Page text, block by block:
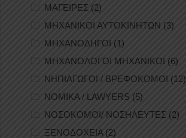
ΜΑΓΕΙΡΕΣ (2)
ΜΗΧΑΝΙΚΟΙ ΑΥΤΟΚΙΝΗΤΩΝ (3)
ΜΗΧΑΝΟΔΗΓΟΙ (1)
ΜΗΧΑΝΟΛΟΓΟΙ ΜΗΧΑΝΙΚΟΙ (6)
ΝΗΠΙΑΓΩΓΟΙ / ΒΡΕΦΟΚΟΜΟΙ (12)
ΝΟΜΙΚΑ / LAWYERS (5)
ΝΟΣΟΚΟΜΟΙ/ ΝΟΣΗΛΕΥΤΕΣ (2)
ΞΕΝΟΔΟΧΕΙΑ(2)